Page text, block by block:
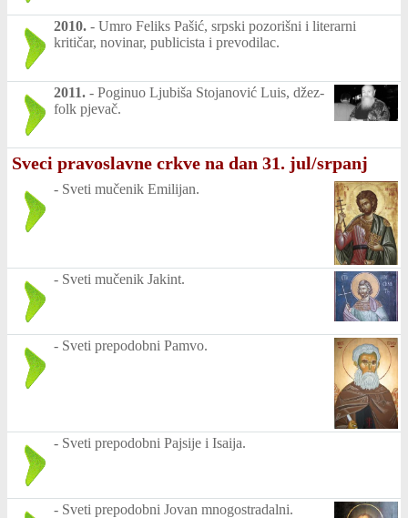
2010. - Umro Feliks Pašić, srpski pozorišni i literarni
kritičar, novinar, publicista i prevodilac.
2011. - Poginuo Ljubiša Stojanović Luis, džez-
folk pjevač.
Sveci pravoslavne crkve na dan 31. jul/srpanj
- Sveti mučenik Emilijan.
- Sveti mučenik Jakint.
- Sveti prepodobni Pamvo.
- Sveti prepodobni Pajsije i Isaija.
- Sveti prepodobni Jovan mnogostradalni.